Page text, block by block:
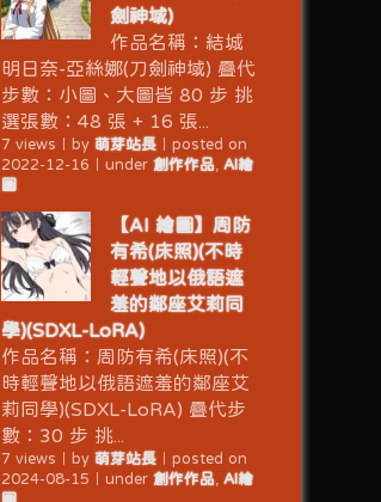
劍神域)
作品名稱：結城
明日奈-亞絲娜(刀劍神域) 疊代
步數：小圖、大圖皆 80 步 挑
選張數：48 張 + 16 張...
7 views by 萌芽站長｜ posted on
2022-12-16
under 創作作品, AI繪
圖
【AI 繪圖】周防
有希(床照)(不時
輕聲地以俄語遮
羞的鄰座艾莉同
學)(SDXL-LoRA)
作品名稱：周防有希(床照)(不
時輕聲地以俄語遮羞的鄰座艾
莉同學)(SDXL-LoRA) 疊代步
數：30 步 挑...
7 views by 萌芽站長｜ posted on
2024-08-15
under 創作作品, AI繪